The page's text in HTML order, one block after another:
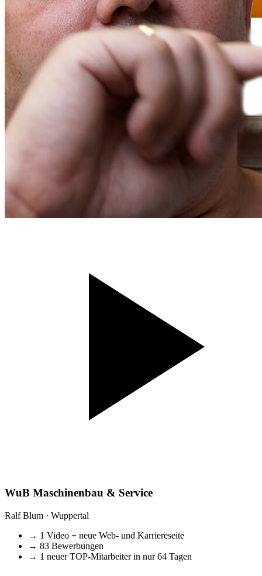
WuB Maschinenbau & Service
Ralf Blum · Wuppertal
→ 1 Video + neue Web- und Karriereseite
→ 83 Bewerbungen
→ 1 neuer TOP-Mitarbeiter in nur 64 Tagen